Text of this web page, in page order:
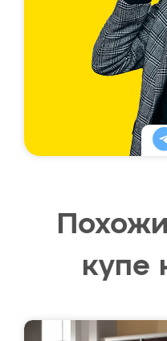
купе